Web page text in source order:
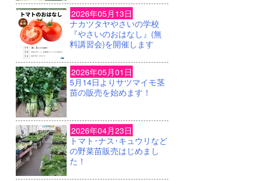
2026年05月13日
ナカツタヤやさいの学校
『やさいのおはなし』(無
料講習会)を開催します
2026年05月01日
5月14日よりサツマイモ茎
苗の販売を始めます！
2026年04月23日
トマト･ナス･キュウリなど
の野菜苗販売はじめまし
た！